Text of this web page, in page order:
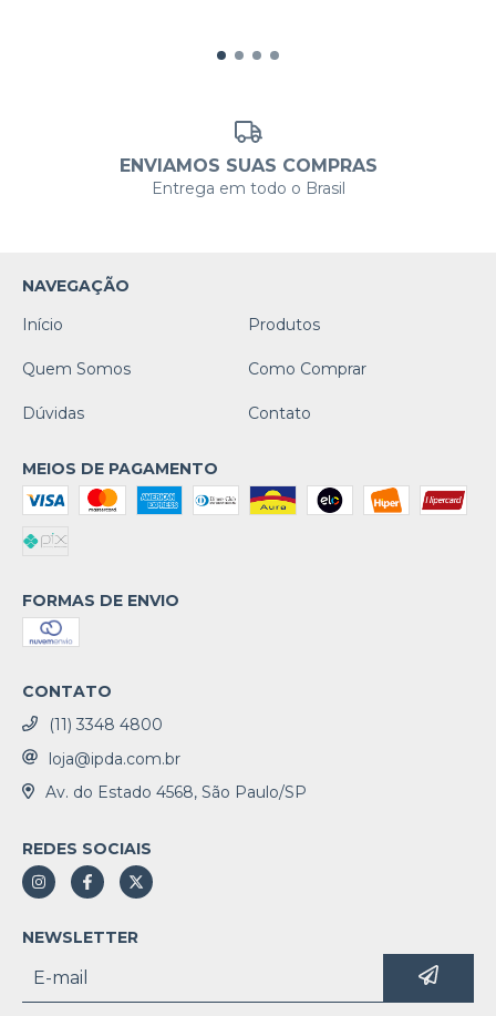
ENVIAMOS SUAS COMPRAS
Entrega em todo o Brasil
NAVEGAÇÃO
Início
Produtos
Quem Somos Como Comprar
Dúvidas Contato
MEIOS DE PAGAMENTO
FORMAS DE ENVIO
CONTATO
(11) 3348 4800
loja@ipda.com.br
Av. do Estado 4568, São Paulo/SP
REDES SOCIAIS
NEWSLETTER